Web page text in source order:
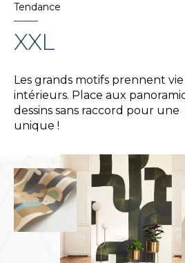
Tendance
XXL
Les grands motifs prennent vie
intérieurs. Place aux
dessins sans raccord pour
unique !